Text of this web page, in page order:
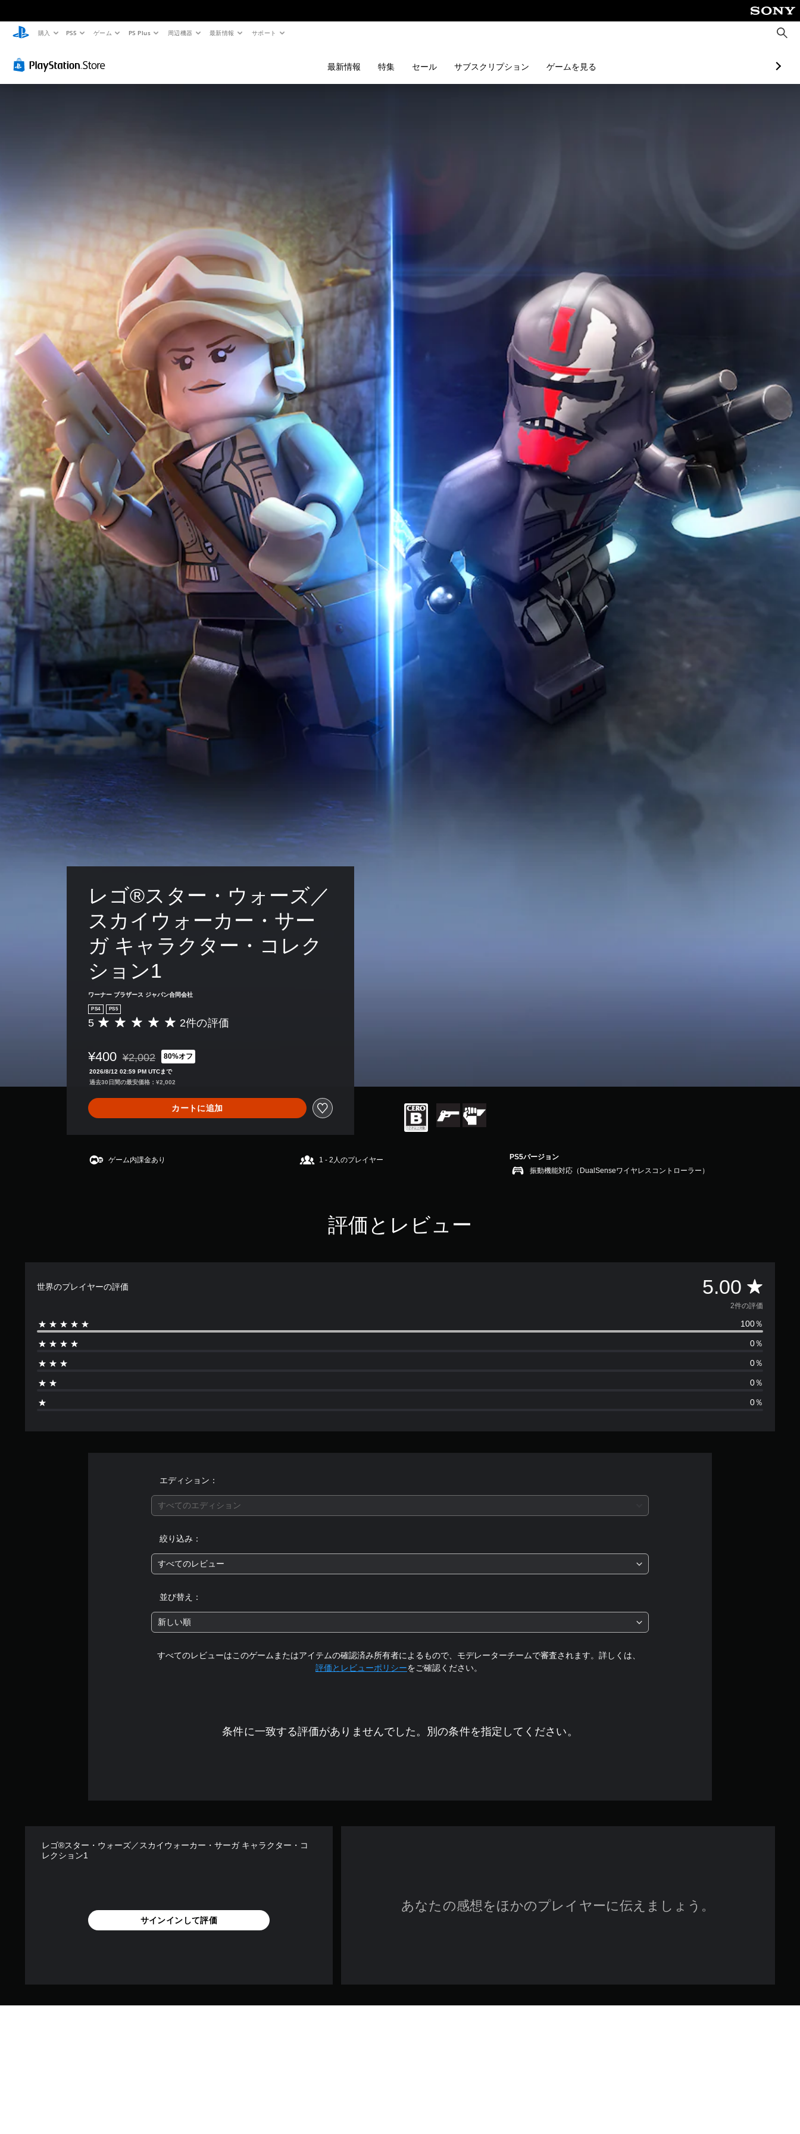
購入 PS5 ゲーム PS Plus 周辺機器 最新情報 サポート
検
索
最新情報 特集 セール サブスクリプション ゲームを見る
レゴ®スター・ウォーズ／
スカイウォーカー・サー
ガ キャラクター・コレク
ション1
ワーナー ブラザース ジャパン合同会社
PS4 PS5
評
は
2
、
均
評
は
段
5 2件の評価
¥400 通常価格¥2,002より値引き
¥2,002 80%オフ
2026/8/12 02:59 PM UTCまで
過去30日間の最安価格：¥2,002
カートに追加
ゲーム内課金あり 1 - 2人のプレイヤー
PS5バージョン
振動機能対応（DualSenseワイヤレスコントローラー）
評価とレビュー
世界のプレイヤーの評価 5.00 評
価
数
は
2
、
平
2件の評価
100％
0％
0％
0％
0％
エディション：
すべてのエディション
絞り込み：
すべてのレビュー
並び替え：
新しい順
すべてのレビューはこのゲームまたはアイテムの確認済み所有者によるもので、モデレーターチームで審査されます。詳しくは、
評価とレビューポリシーをご確認ください。
条件に一致する評価がありませんでした。別の条件を指定してください。
レゴ®スター・ウォーズ／スカイウォーカー・サーガ キャラクター・コ
レクション1
サインインして評価
あなたの感想をほかのプレイヤーに伝えましょう。